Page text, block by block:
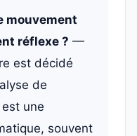
mouvement
réflexe ? —
est décidé
de
une
souvent